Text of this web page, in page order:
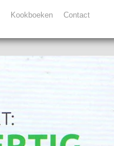
Kookboeken Contact